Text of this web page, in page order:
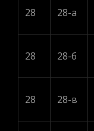
28 28-а
28 28-б
28 28-в